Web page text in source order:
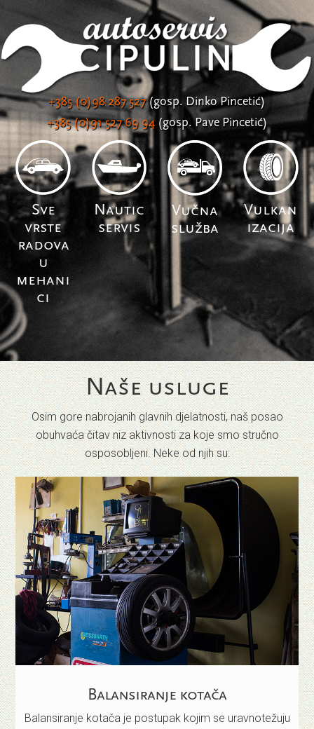
+385 (0)98 287 527(gosp. Dinko Pincetić)
+385 (0)91 527 69 94(gosp. Pave Pincetić)
Sve
vrste
radova
u
mehani
ci
Nautic
servis
Vučna
služba
Vulkan
izacija
Naše usluge
Osim gore nabrojanih glavnih djelatnosti, naš posao
obuhvaća čitav niz aktivnosti za koje smo stručno
osposobljeni. Neke od njih su:
Balansiranje kotača
Balansiranje kotača je postupak kojim se uravnotežuju